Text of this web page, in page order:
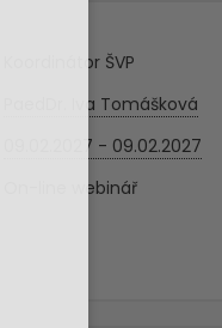
Koordinátor ŠVP
PaedDr. Iva Tomášková
09.02.2027 - 09.02.2027
On-line webinář